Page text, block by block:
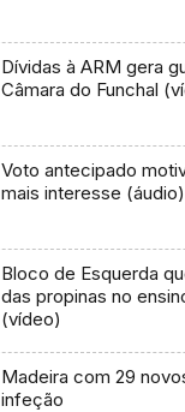
Dívidas à ARM gera
Câmara do Funchal
Voto antecipado
mais interesse (áudio)
Bloco de Esquerda
das propinas no
(vídeo)
Madeira com 29 novos casos de
infeção